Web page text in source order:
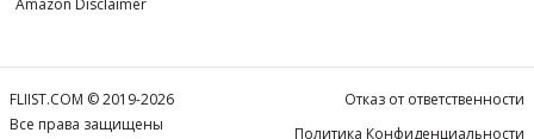
Amazon Disclaimer
FLIIST.COM © 2019-2026
Все права защищены
Отказ от ответственности
Политика Конфиденциальности